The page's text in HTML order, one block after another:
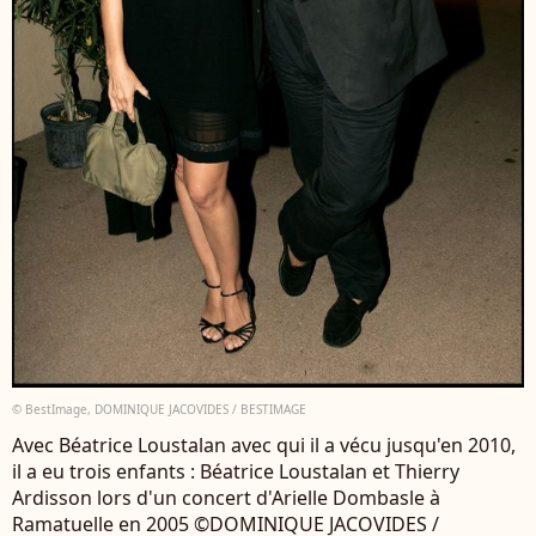
© BestImage, DOMINIQUE JACOVIDES / BESTIMAGE
Avec Béatrice Loustalan avec qui il a vécu jusqu'en 2010,
il a eu trois enfants : Béatrice Loustalan et Thierry
Ardisson lors d'un concert d'Arielle Dombasle à
Ramatuelle en 2005 ©DOMINIQUE JACOVIDES /